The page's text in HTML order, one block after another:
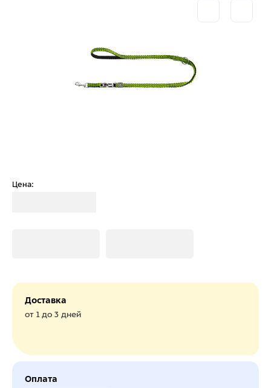
Цена:
Доставка
от 1 до 3 дней
Оплата